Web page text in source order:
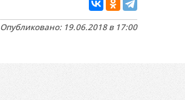
Опубликовано: 19.06.2018 в 17:00